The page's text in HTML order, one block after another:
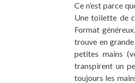
Ce n’est parce
Une toilette de
Format
trouve en grande
petites mains
transpirent un
toujours les